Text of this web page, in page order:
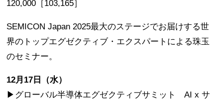
120,000［103,165］
SEMICON Japan 2025最大のステージでお届けする世
界のトップエグゼクティブ・エクスパートによる珠玉
のセミナー。
12月17日（水）
▶グローバル半導体エグゼクティブサミット AI x サ